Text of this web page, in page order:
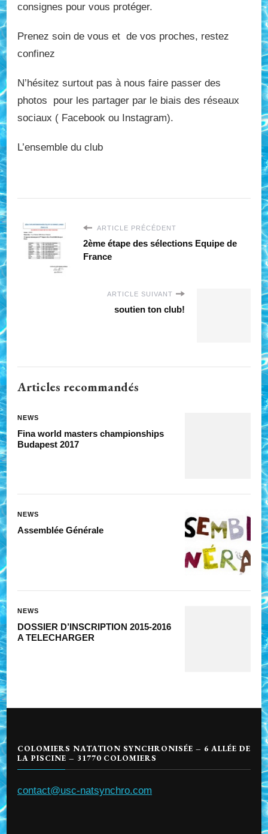
consignes pour vous protéger.
Prenez soin de vous et de vos proches, restez
confinez
N’hésitez surtout pas à nous faire passer des
photos pour les partager par le biais des réseaux
sociaux ( Facebook ou Instagram).
L’ensemble du club
ARTICLE PRÉCÉDENT
2ème étape des sélections Equipe de
France
ARTICLE SUIVANT
soutien ton club!
Articles recommandés
NEWS
Fina world masters championships
Budapest 2017
NEWS
Assemblée Générale
NEWS
DOSSIER D’INSCRIPTION 2015-2016
A TELECHARGER
COLOMIERS NATATION SYNCHRONISÉE – 6 ALLÉE DE
LA PISCINE – 31770 COLOMIERS
contact@usc-natsynchro.com